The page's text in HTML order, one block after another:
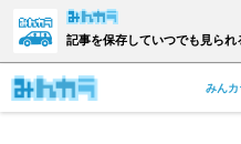
記事を保存していつでも見られ
みんカ